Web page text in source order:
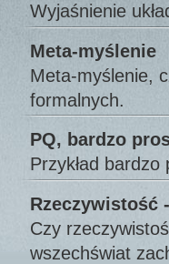
Wyjaśnienie
Meta-myślenie
Meta-myślenie,
formalnych.
PQ, bardzo
Przykład
Rzeczywistość
Czy
wszechświat